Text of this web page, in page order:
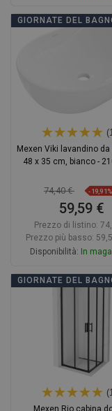
Aggiungi al
GIORNATE DEL
Mexen Viki lavandino da
48 x 35 cm, bianco -
74,40 € -19,91%
59,59 €
Prezzo di listino:
Prezzo più basso:
Disponibilità: In
Aggiungi al
GIORNATE DEL
Mexen Rio cabina